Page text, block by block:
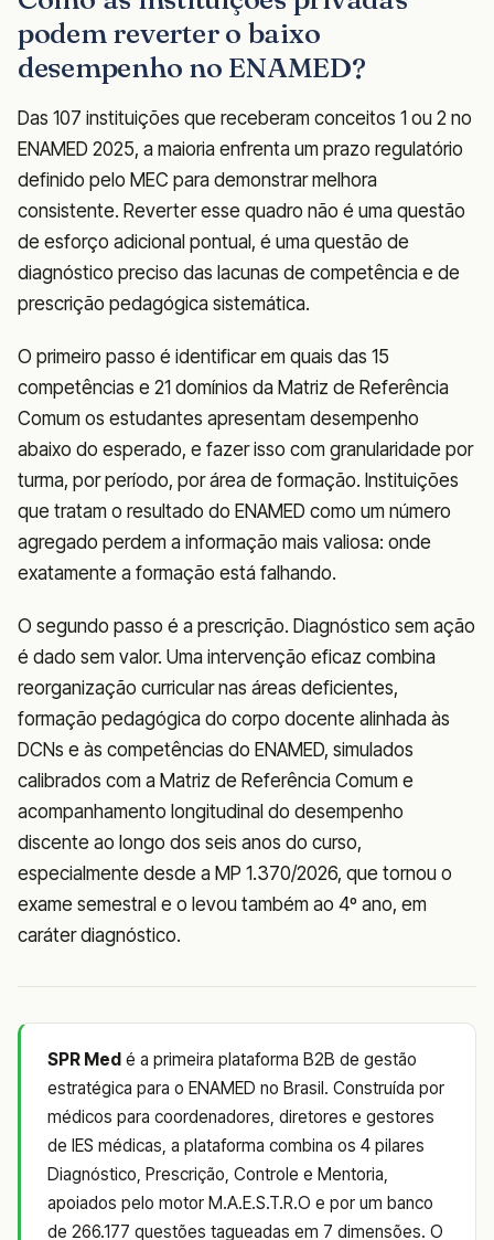
podem reverter o baixo
desempenho no ENAMED?
Das 107 instituições que receberam conceitos 1 ou 2 no
ENAMED 2025, a maioria enfrenta um prazo regulatório
definido pelo MEC para demonstrar melhora
consistente. Reverter esse quadro não é uma questão
de esforço adicional pontual, é uma questão de
diagnóstico preciso das lacunas de competência e de
prescrição pedagógica sistemática.
O primeiro passo é identificar em quais das 15
competências e 21 domínios da Matriz de Referência
Comum os estudantes apresentam desempenho
abaixo do esperado, e fazer isso com granularidade por
turma, por período, por área de formação. Instituições
que tratam o resultado do ENAMED como um número
agregado perdem a informação mais valiosa: onde
exatamente a formação está falhando.
O segundo passo é a prescrição. Diagnóstico sem ação
é dado sem valor. Uma intervenção eficaz combina
reorganização curricular nas áreas deficientes,
formação pedagógica do corpo docente alinhada às
DCNs e às competências do ENAMED, simulados
calibrados com a Matriz de Referência Comum e
acompanhamento longitudinal do desempenho
discente ao longo dos seis anos do curso,
especialmente desde a MP 1.370/2026, que tornou o
exame semestral e o levou também ao 4º ano, em
caráter diagnóstico.
SPR Med é a primeira plataforma B2B de gestão
estratégica para o ENAMED no Brasil. Construída por
médicos para coordenadores, diretores e gestores
de IES médicas, a plataforma combina os 4 pilares
Diagnóstico, Prescrição, Controle e Mentoria,
apoiados pelo motor M.A.E.S.T.R.O e por um banco
de 266.177 questões tagueadas em 7 dimensões. O